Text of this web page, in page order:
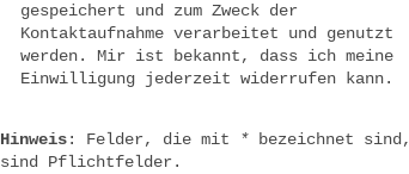
gespeichert und zum Zweck der
Kontaktaufnahme verarbeitet und genutzt
werden. Mir ist bekannt, dass ich meine
Einwilligung jederzeit widerrufen kann.
Hinweis : Felder, die mit *bezeichnet sind,
sind Pflichtfelder.